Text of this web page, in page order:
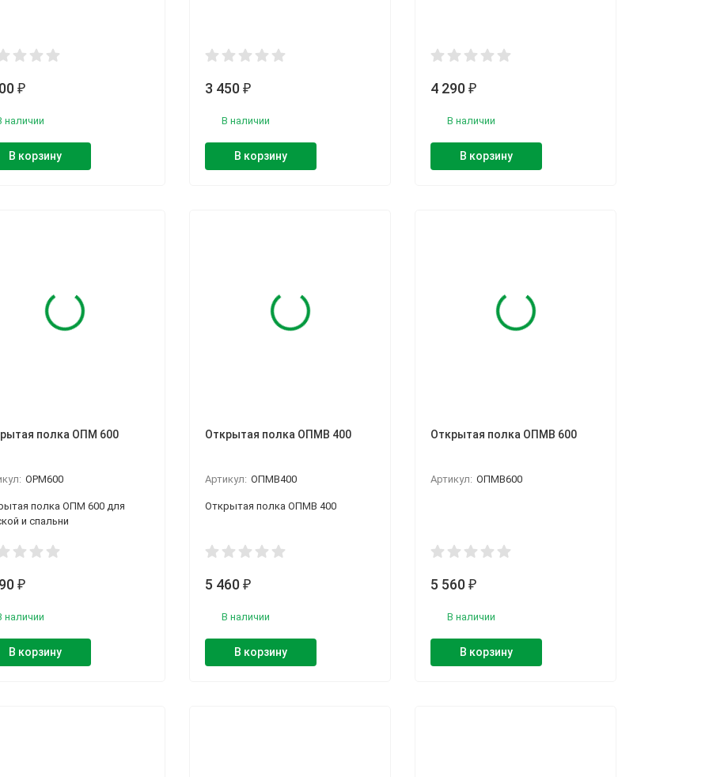
₽
наличии
В корзину
3 450 ₽
В наличии
В корзину
4 290 ₽
В наличии
В корзину
полка ОПМ 600
OPM600
полка ОПМ 600 для
и спальни
₽
наличии
В корзину
Открытая полка ОПМВ 400
Артикул: ОПМВ400
Открытая полка ОПМВ 400
5 460 ₽
В наличии
В корзину
Открытая полка ОПМВ 600
Артикул: ОПМВ600
5 560 ₽
В наличии
В корзину